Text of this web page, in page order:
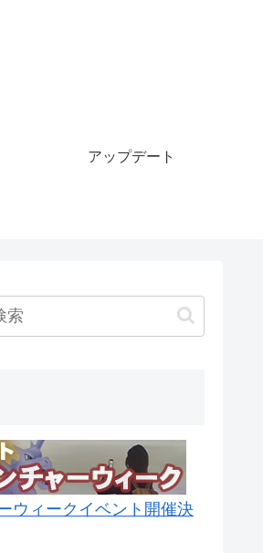
アップデート
ウィークイベント開催決